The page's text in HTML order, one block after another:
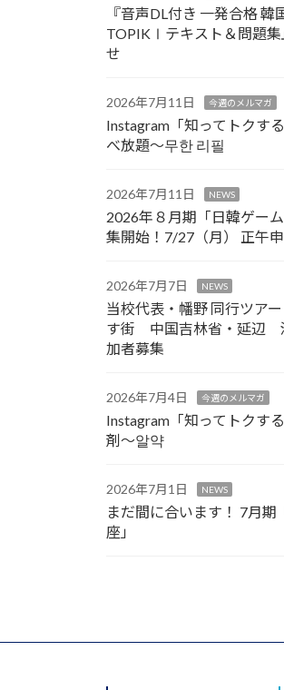
『音声DL付き 一発合格 韓
TOPIKⅠテキスト＆問題集
せ
2026年7月11日 今週のメルマガ
Instagram「知ってトクする
べ放題～무한 리필
2026年7月11日 NEWS
2026年８月期「日韓ゲー
集開始！7/27（月） 正午
2026年7月7日 NEWS
当校代表・幡野 同行ツア
す街 中国吉林省・延辺
加者募集
2026年7月4日 今週のメルマガ
Instagram「知ってトクする
剤～알약
2026年7月1日 NEWS
まだ間に合います！ 7月期
座」